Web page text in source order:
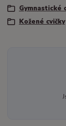
Gymnastické
Kožené cvičky